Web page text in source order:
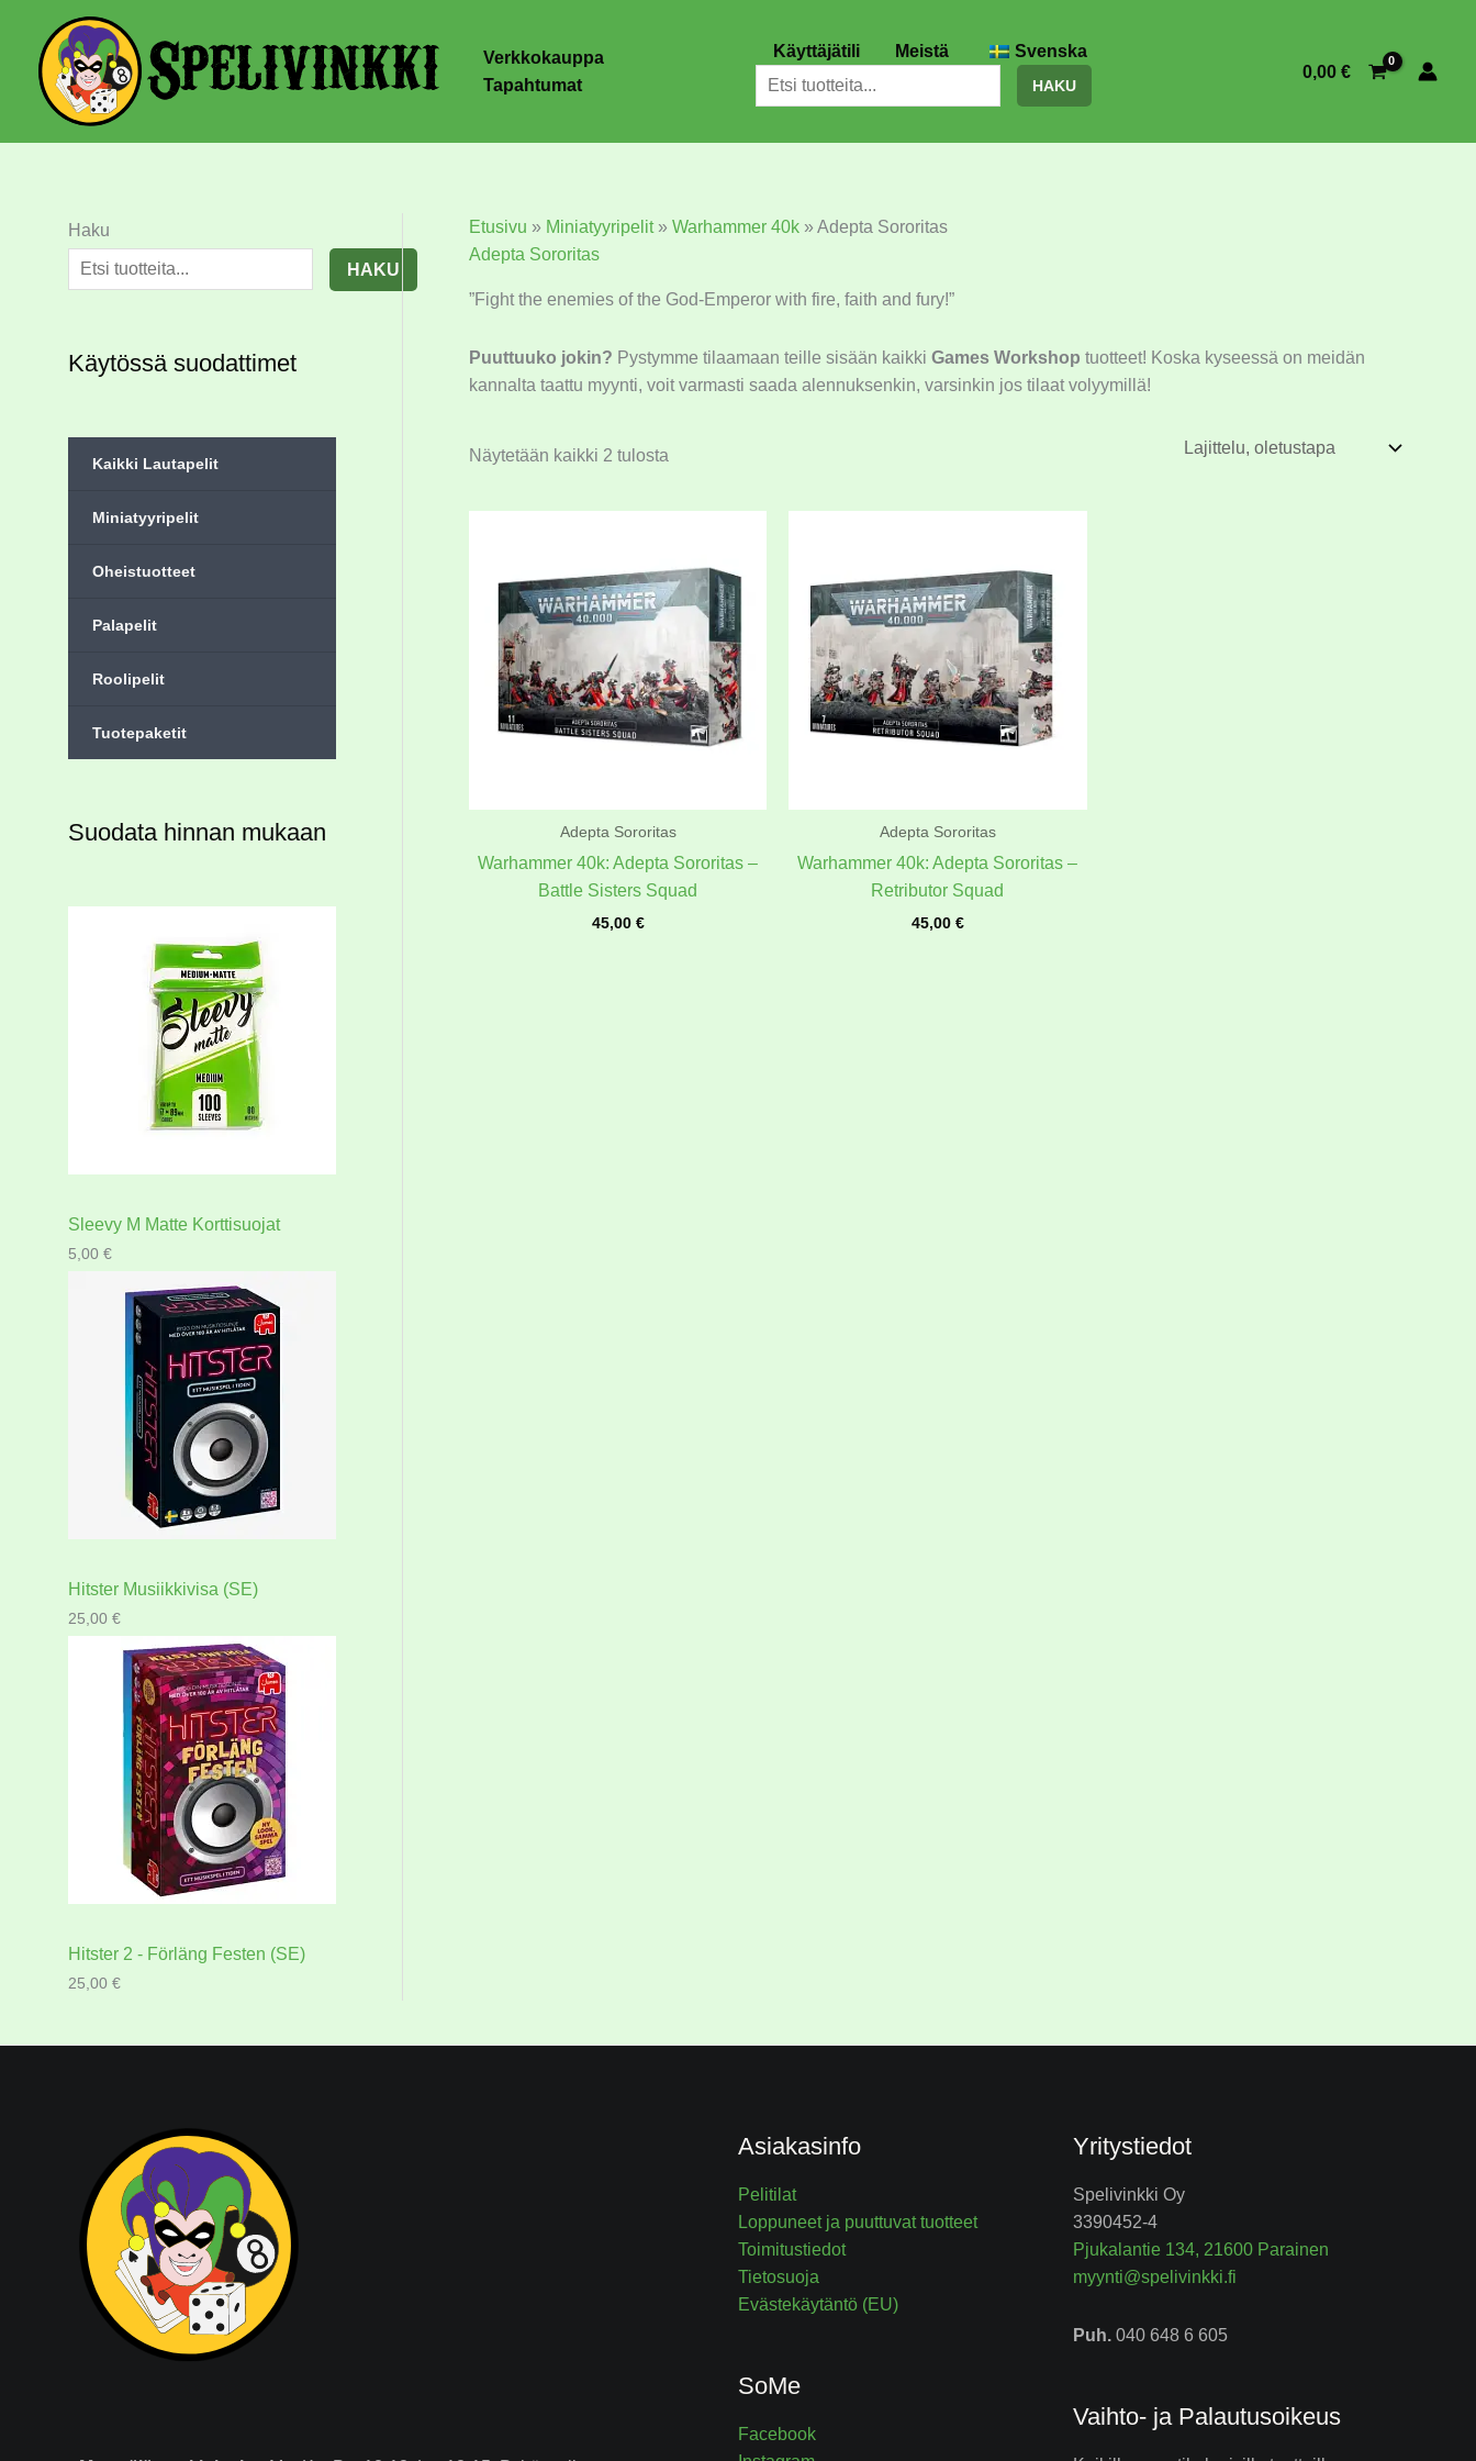
Verkkokauppa
Tapahtumat
Käyttäjätili Meistä
Svenska
Etsi
HAKU
0,00 €
Haku
HAKU
Käytössä suodattimet
Kaikki Lautapelit
Miniatyyripelit
Oheistuotteet
Palapelit
Roolipelit
Tuotepaketit
Suodata hinnan mukaan
Sleevy M Matte Korttisuojat
5,00 €
Hitster Musiikkivisa (SE)
25,00 €
Hitster 2 - Förläng Festen (SE)
25,00 €
Etusivu » Miniatyyripelit» Warhammer 40k »Adepta Sororitas
Adepta Sororitas
”Fight the enemies of the God-Emperor with fire, faith and fury!”
Puuttuuko jokin? Pystymme tilaamaan teille sisään kaikki Games Workshop tuotteet! Koska kyseessä on meidän
kannalta taattu myynti, voit varmasti saada alennuksenkin, varsinkin jos tilaat volyymillä!
Näytetään kaikki 2 tulosta
Adepta Sororitas
Warhammer 40k: Adepta Sororitas –
Battle Sisters Squad
45,00 €
Adepta Sororitas
Warhammer 40k: Adepta Sororitas –
Retributor Squad
45,00 €
Asiakasinfo
Pelitilat
Loppuneet ja puuttuvat tuotteet
Toimitustiedot
Tietosuoja
Evästekäytäntö (EU)
SoMe
Facebook
Yritystiedot
Spelivinkki Oy
3390452-4
Pjukalantie 134, 21600 Parainen
myynti@spelivinkki.fi
Puh. 040 648 6 605
Vaihto- ja Palautusoikeus